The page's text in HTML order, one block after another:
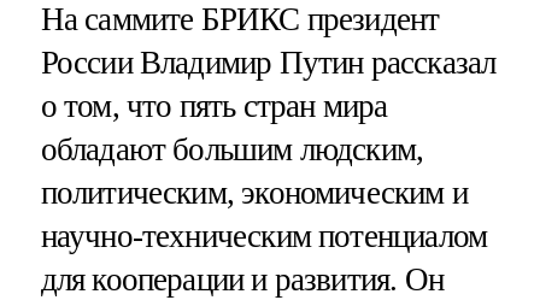
На саммите БРИКС президент
России Владимир Путин рассказал
о том, что пять стран мира
обладают большим людским,
политическим, экономическим и
научно-техническим потенциалом
для кооперации и развития. Он